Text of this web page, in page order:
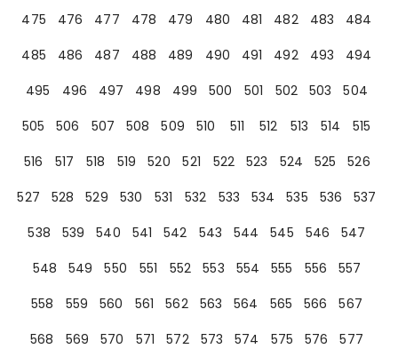
475
476 477 478 479 480 481 482 483
484
485
486 487 488 489 490 491 492 493
494
495
496 497 498 499 500 501 502 503
504
505
506 507 508 509 510 511 512 513 514
515
516
517 518 519 520 521 522 523 524 525
526
527
528 529 530 531 532 533 534 535 536
537
538
539 540 541 542 543 544 545 546
547
548
549 550 551 552 553 554 555 556
557
558
559 560 561 562 563 564 565 566
567
568
569 570 571 572 573 574 575 576
577